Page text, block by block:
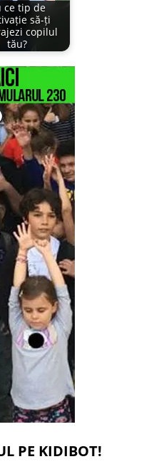
ce tip de
să-ți
copilul
tău?
PE KIDIBOT!